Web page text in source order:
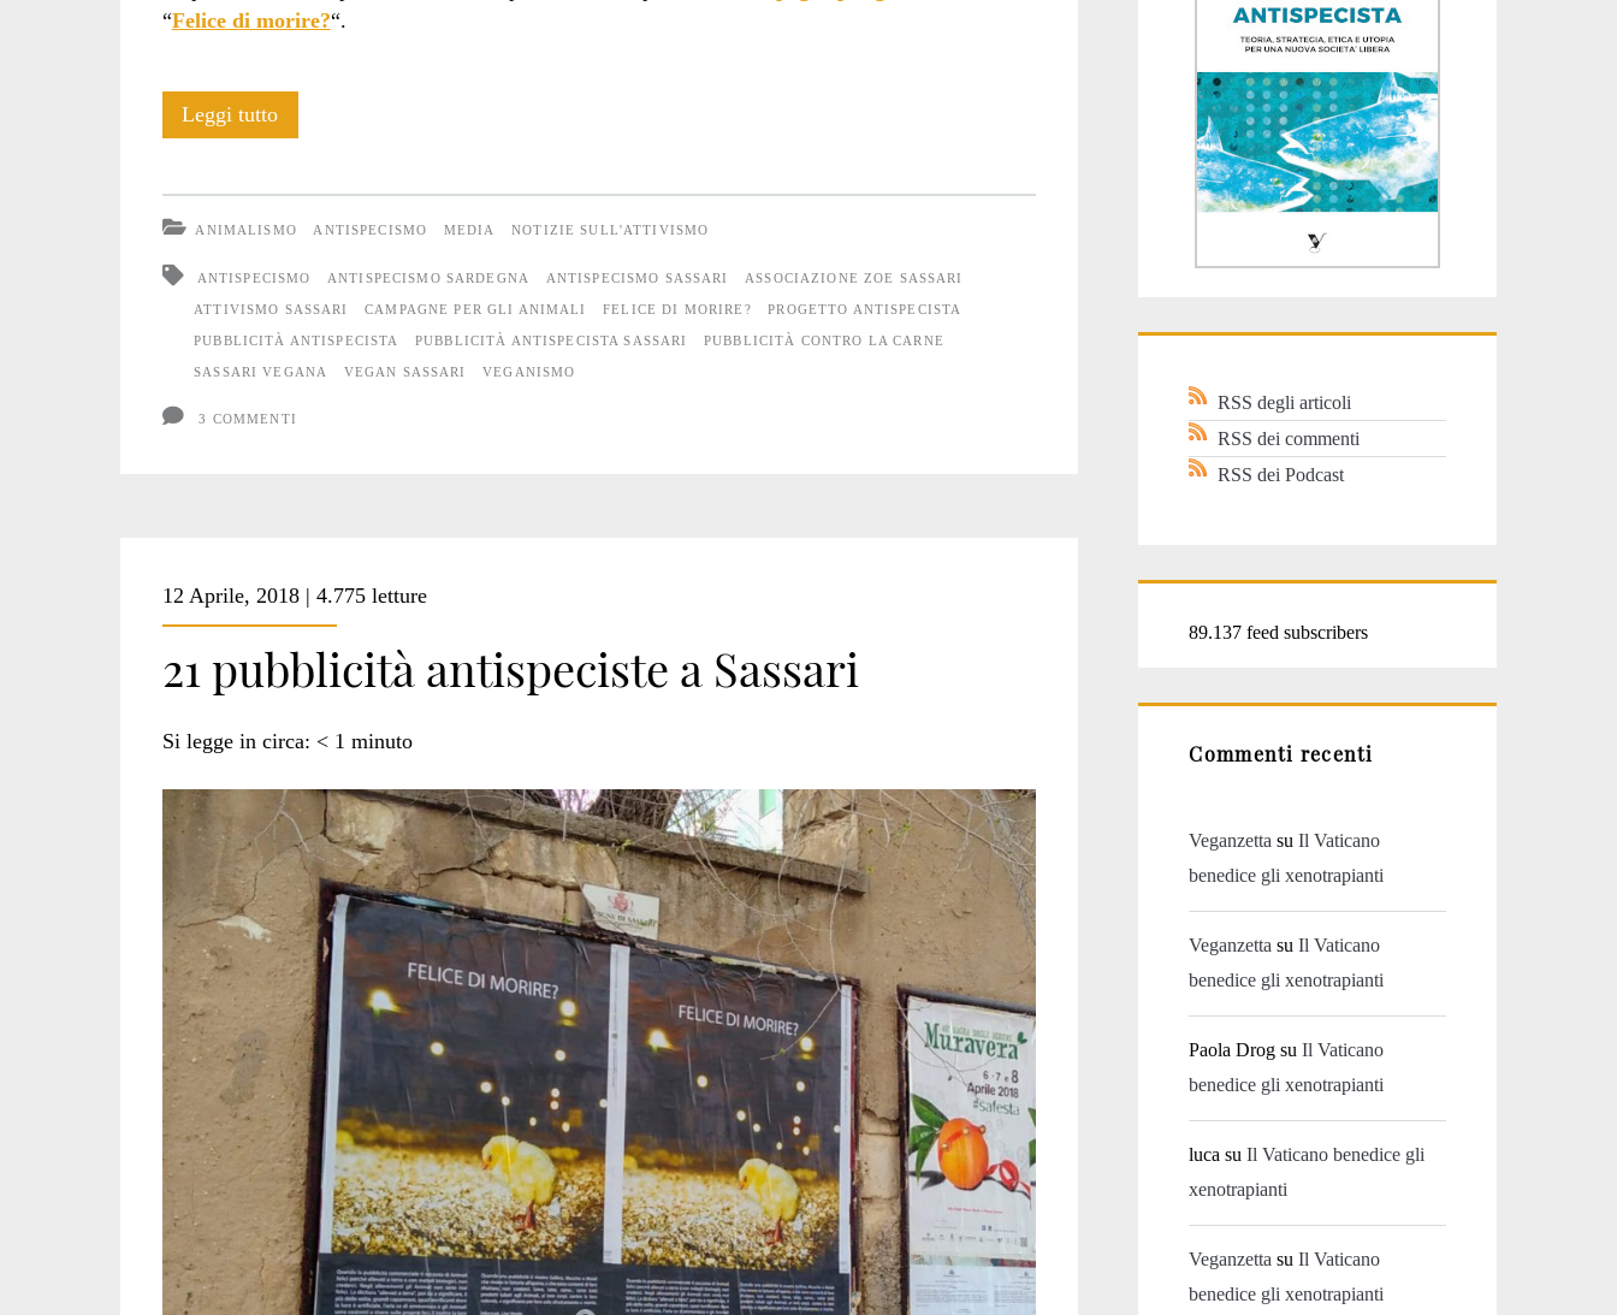
“Felice di morire?“.
Leggi tutto21
Sassari
#2
ANIMALISMO ANTISPECISMO MEDIA NOTIZIE SULL'ATTIVISMO
ANTISPECISMO ANTISPECISMO SARDEGNA ANTISPECISMO SASSARI ASSOCIAZIONE ZOE SASSARI
ATTIVISMO SASSARI CAMPAGNE PER GLI ANIMALI FELICE DI MORIRE? PROGETTO ANTISPECISTA
PUBBLICITÀ ANTISPECISTA PUBBLICITÀ ANTISPECISTA SASSARI PUBBLICITÀ CONTRO LA CARNE
SASSARI VEGANA VEGAN SASSARI VEGANISMO
3 COMMENTI
12 Aprile, 2018 | 4.775 letture
21 pubblicità antispeciste a Sassari
Si legge in circa: < 1 minuto
RSS degli articoli
RSS dei commenti
RSS dei Podcast
89.137 feed subscribers
Commenti recenti
Veganzetta suIl Vaticano
benedice gli xenotrapianti
Veganzetta suIl Vaticano
benedice gli xenotrapianti
Paola Drog suIl Vaticano
benedice gli xenotrapianti
luca suIl Vaticano benedice gli
xenotrapianti
Veganzetta suIl Vaticano
benedice gli xenotrapianti